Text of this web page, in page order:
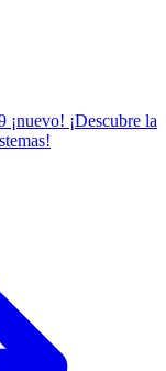
¡nuevo! ¡Descubre la